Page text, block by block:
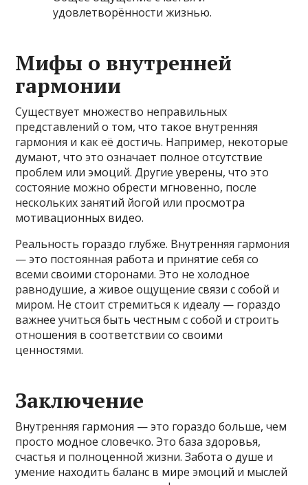
удовлетворённости жизнью.
Мифы о внутренней
гармонии
Существует множество неправильных
представлений о том, что такое внутренняя
гармония и как её достичь. Например, некоторые
думают, что это означает полное отсутствие
проблем или эмоций. Другие уверены, что это
состояние можно обрести мгновенно, после
нескольких занятий йогой или просмотра
мотивационных видео.
Реальность гораздо глубже. Внутренняя гармония
— это постоянная работа и принятие себя со
всеми своими сторонами. Это не холодное
равнодушие, а живое ощущение связи с собой и
миром. Не стоит стремиться к идеалу — гораздо
важнее учиться быть честным с собой и строить
отношения в соответствии со своими
ценностями.
Заключение
Внутренняя гармония — это гораздо больше, чем
просто модное словечко. Это база здоровья,
счастья и полноценной жизни. Забота о душе и
умение находить баланс в мире эмоций и мыслей